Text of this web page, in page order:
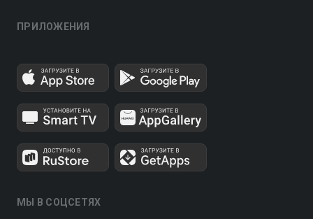
ПРИЛОЖЕНИЯ
МЫ В СОЦСЕТЯХ